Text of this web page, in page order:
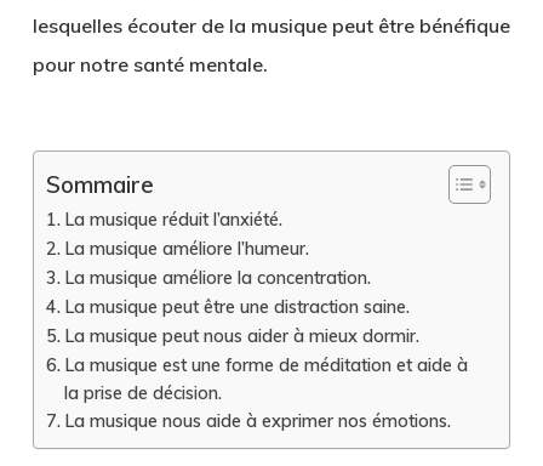
lesquelles écouter de la musique peut être bénéfique
pour notre santé mentale.
Sommaire
La musique réduit l’anxiété.
La musique améliore l’humeur.
La musique améliore la concentration.
La musique peut être une distraction saine.
La musique peut nous aider à mieux dormir.
La musique est une forme de méditation et aide à
la prise de décision.
La musique nous aide à exprimer nos émotions.